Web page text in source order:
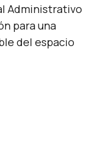
Administrativo
para una
del espacio